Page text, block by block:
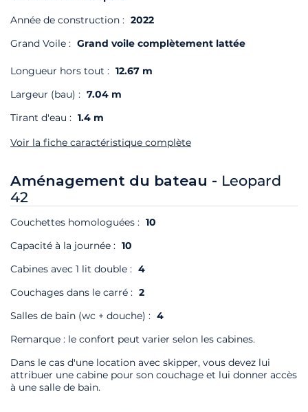
Année de construction : 2022
Grand Voile : Grand voile complètement lattée
Longueur hors tout : 12.67 m
Largeur (bau) : 7.04 m
Tirant d'eau : 1.4 m
Voir la fiche caractéristique complète
Aménagement du bateau - Leopard
42
Couchettes homologuées : 10
Capacité à la journée : 10
Cabines avec 1 lit double : 4
Couchages dans le carré : 2
Salles de bain (wc + douche) : 4
Remarque : le confort peut varier selon les cabines.
Dans le cas d'une location avec skipper, vous devez lui
attribuer une cabine pour son couchage et lui donner accès
à une salle de bain.